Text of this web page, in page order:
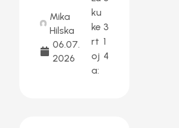
Mika
Hilska
06.07.
2026
ku
ke
rt
oj
a:
3
1
4